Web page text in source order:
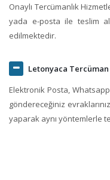
Onaylı Tercümanlık
yada e-posta ile teslim
edilmektedir.
Letonyaca Tercüman
Elektronik Posta,
göndereceğiniz
yaparak aynı yöntemlerle